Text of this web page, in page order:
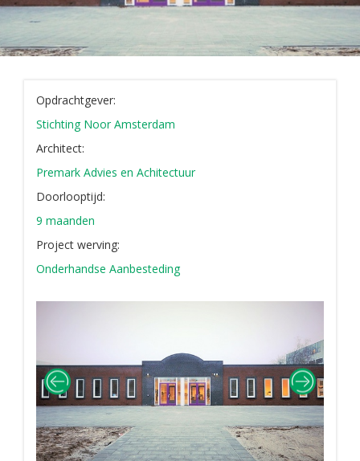
Opdrachtgever:
Stichting Noor Amsterdam
Architect:
Premark Advies en Achitectuur
Doorlooptijd:
9 maanden
Project werving:
Onderhandse Aanbesteding